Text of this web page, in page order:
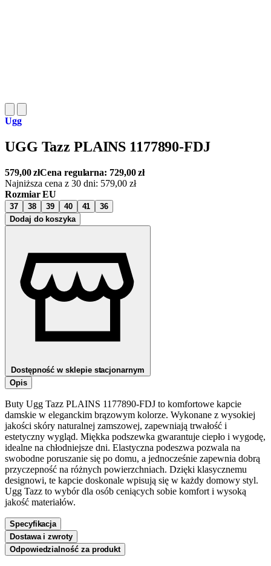
Ugg
UGG Tazz PLAINS 1177890-FDJ
579,00złCena regularna: 729,00zł
Najniższa cena z 30 dni: 579,00 zł
Rozmiar EU
37 38 39 40 41
36
Dodaj do koszyka
Dostępność w sklepie stacjonarnym
Opis
Buty Ugg Tazz PLAINS 1177890-FDJ to komfortowe kapcie
damskie w eleganckim brązowym kolorze. Wykonane z wysokiej
jakości skóry naturalnej zamszowej, zapewniają trwałość i
estetyczny wygląd. Miękka podszewka gwarantuje ciepło i wygodę,
idealne na chłodniejsze dni. Elastyczna podeszwa pozwala na
swobodne poruszanie się po domu, a jednocześnie zapewnia dobrą
przyczepność na różnych powierzchniach. Dzięki klasycznemu
designowi, te kapcie doskonale wpisują się w każdy domowy styl.
Ugg Tazz to wybór dla osób ceniących sobie komfort i wysoką
jakość materiałów.
Specyfikacja
Dostawa i zwroty
Odpowiedzialność za produkt